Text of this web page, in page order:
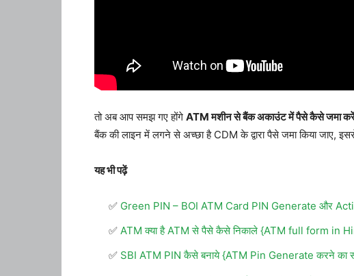
तो अब आप समझ गए होंगे ATM मशीन से बैंक अकाउंट में पैसे कैसे जमा
बैंक की लाइन में लगने से अच्छा है CDM के द्वारा पैसे जमा किया जाए,
यह भी पढ़ें
Green PIN – BOI ATM Card PIN Generate और
ATM क्या है ATM से पैसे कैसे निकाले {ATM full form in
SBI ATM PIN कैसे बनाये {ATM Pin Generate करने का